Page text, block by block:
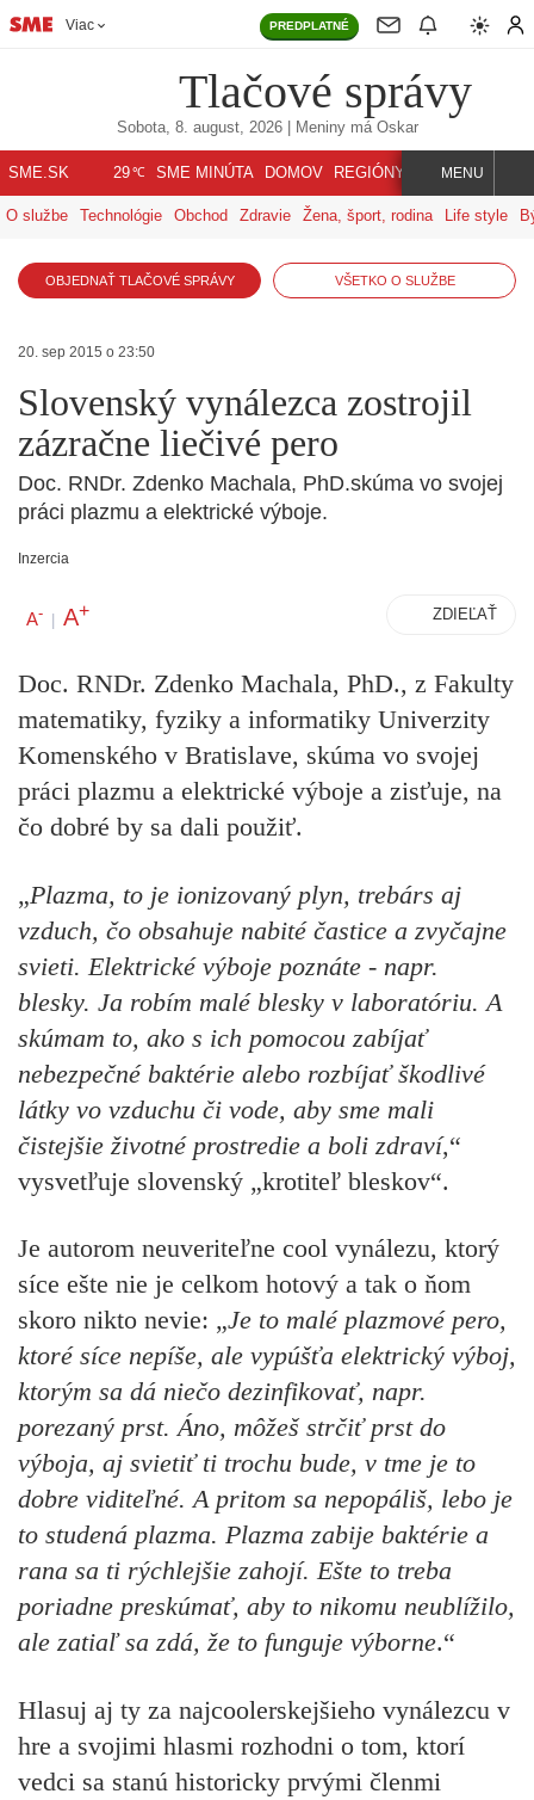
Viac PREDPLATNÉ
Tlačové správy
Sobota, 8. august, 2026| Meniny má Oskar
SME.SK 29℃ SME MINÚTA DOMOV REGIÓNY INDEX SVET
MENU
O službe Technológie Obchod Zdravie Žena, šport, rodina Life style
OBJEDNAŤ TLAČOVÉ SPRÁVY VŠETKO O SLUŽBE
20. sep 2015 o 23:50
Slovenský vynálezca zostrojil
zázračne liečivé pero
Doc. RNDr. Zdenko Machala, PhD.skúma vo svojej
práci plazmu a elektrické výboje.
Inzercia
A- | A+ ZDIEĽAŤ
Doc. RNDr. Zdenko Machala, PhD., z Fakulty
matematiky, fyziky a informatiky Univerzity
Komenského v Bratislave, skúma vo svojej
práci plazmu a elektrické výboje a zisťuje, na
čo dobré by sa dali použiť.
„Plazma, to je ionizovaný plyn, trebárs aj
vzduch, čo obsahuje nabité častice a zvyčajne
svieti. Elektrické výboje poznáte - napr.
blesky. Ja robím malé blesky v laboratóriu. A
skúmam to, ako s ich pomocou zabíjať
nebezpečné baktérie alebo rozbíjať škodlivé
látky vo vzduchu či vode, aby sme mali
čistejšie životné prostredie a boli zdraví,“
vysvetľuje slovenský „krotiteľ bleskov“.
Je autorom neuveriteľne cool vynálezu, ktorý
síce ešte nie je celkom hotový a tak o ňom
skoro nikto nevie: „Je to malé plazmové pero,
ktoré síce nepíše, ale vypúšťa elektrický výboj,
ktorým sa dá niečo dezinfikovať, napr.
porezaný prst. Áno, môžeš strčiť prst do
výboja, aj svietiť ti trochu bude, v tme je to
dobre viditeľné. A pritom sa nepopáliš, lebo je
to studená plazma. Plazma zabije baktérie a
rana sa ti rýchlejšie zahojí. Ešte to treba
poriadne preskúmať, aby to nikomu neublížilo,
ale zatiaľ sa zdá, že to funguje výborne.“
Hlasuj aj ty za najcoolerskejšieho vynálezcu v
hre a svojimi hlasmi rozhodni o tom, ktorí
vedci sa stanú historicky prvými členmi